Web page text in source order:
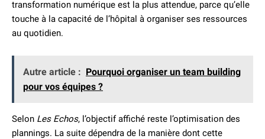
transformation numérique est la plus attendue, parce qu’elle
touche à la capacité de l’hôpital à organiser ses ressources
au quotidien.
Autre article : Pourquoi organiser un team building
pour vos équipes ?
Selon Les Echos, l’objectif affiché reste l’optimisation des
plannings. La suite dépendra de la manière dont cette